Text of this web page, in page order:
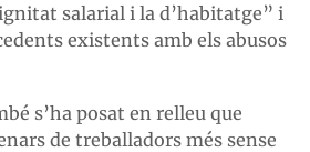
salarial i la d’habitatge” i
existents amb els abusos
s’ha posat en relleu que
de treballadors més sense